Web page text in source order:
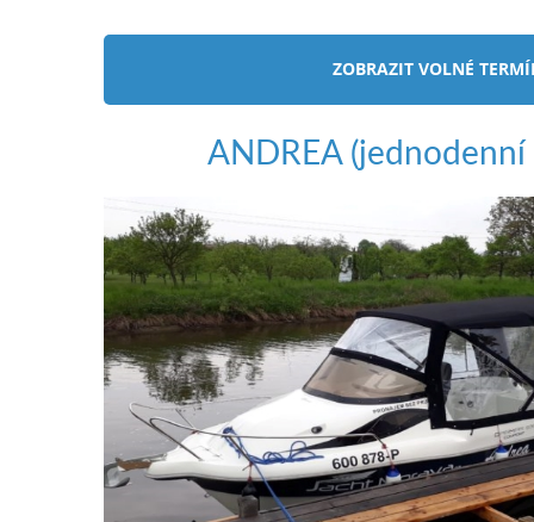
ZOBRAZIT VOLNÉ
ANDREA